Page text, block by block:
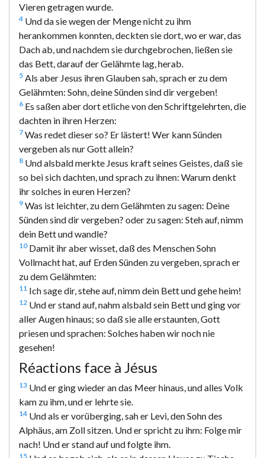
Vieren getragen wurde.
4 Und da sie wegen der Menge nicht zu ihm
herankommen konnten, deckten sie dort, wo er war, das
Dach ab, und nachdem sie durchgebrochen, ließen sie
das Bett, darauf der Gelähmte lag, herab.
5 Als aber Jesus ihren Glauben sah, sprach er zu dem
Gelähmten: Sohn, deine Sünden sind dir vergeben!
6 Es saßen aber dort etliche von den Schriftgelehrten, die
dachten in ihren Herzen:
7 Was redet dieser so? Er lästert! Wer kann Sünden
vergeben als nur Gott allein?
8 Und alsbald merkte Jesus kraft seines Geistes, daß sie
so bei sich dachten, und sprach zu ihnen: Warum denkt
ihr solches in euren Herzen?
9 Was ist leichter, zu dem Gelähmten zu sagen: Deine
Sünden sind dir vergeben? oder zu sagen: Steh auf, nimm
dein Bett und wandle?
10Damit ihr aber wisset, daß des Menschen Sohn
Vollmacht hat, auf Erden Sünden zu vergeben, sprach er
zu dem Gelähmten:
11 Ich sage dir, stehe auf, nimm dein Bett und gehe heim!
12 Und er stand auf, nahm alsbald sein Bett und ging vor
aller Augen hinaus; so daß sie alle erstaunten, Gott
priesen und sprachen: Solches haben wir noch nie
gesehen!
Réactions face à Jésus
13 Und er ging wieder an das Meer hinaus, und alles Volk
kam zu ihm, und er lehrte sie.
14 Und als er vorüberging, sah er Levi, den Sohn des
Alphäus, am Zoll sitzen. Und er spricht zu ihm: Folge mir
nach! Und er stand auf und folgte ihm.
15